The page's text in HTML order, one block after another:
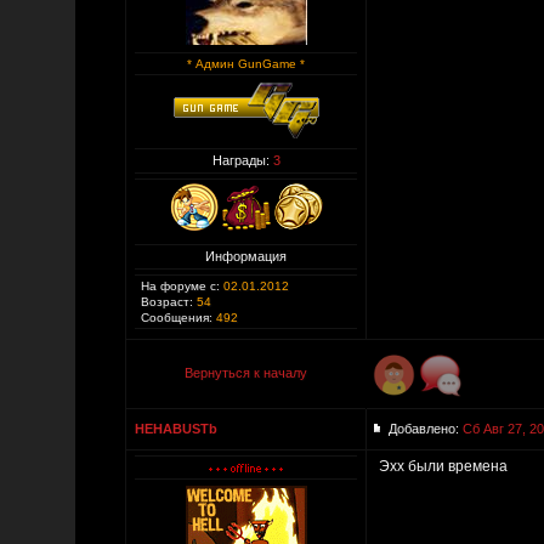
* Админ GunGame *
Награды: 3
Информация
На форуме с: 02.01.2012
Возраст: 54
Сообщения: 492
Вернуться к началу
HEHABUSTb Добавлено: Сб Авг 27,
Эхх были времена